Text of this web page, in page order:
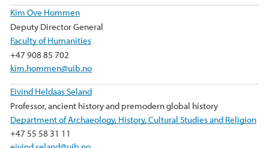
Kim Ove Hommen
Deputy Director General
Faculty of Humanities
+47 908 85 702
kim.hommen@uib.no
Eivind Heldaas Seland
Professor, ancient history and premodern global history
Department of Archaeology, History, Cultural Studies and Religion
+47 55 58 31 11